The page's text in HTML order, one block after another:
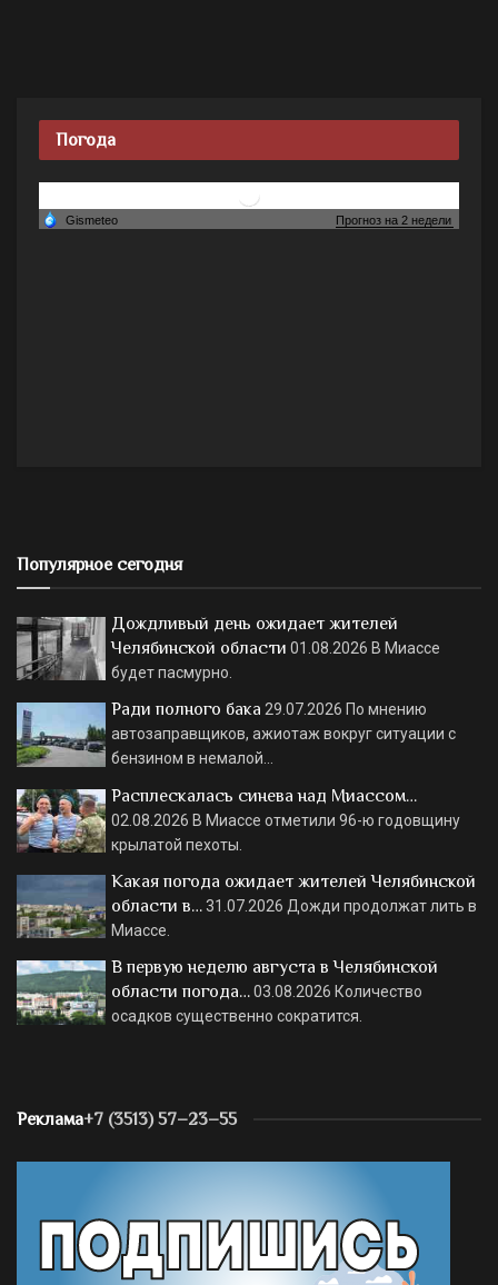
Погода
Популярное сегодня
Дождливый день ожидает жителей
Челябинской области 01.08.2026 В Миассе
будет пасмурно.
Ради полного бака 29.07.2026 По мнению
автозаправщиков, ажиотаж вокруг ситуации с
бензином в немалой…
Расплескалась синева над Миассом…
02.08.2026 В Миассе отметили 96-ю годовщину
крылатой пехоты.
Какая погода ожидает жителей Челябинской
области в…31.07.2026 Дожди продолжат лить в
Миассе.
В первую неделю августа в Челябинской
области погода…03.08.2026 Количество
осадков существенно сократится.
Реклама+7 (3513) 57–23–55